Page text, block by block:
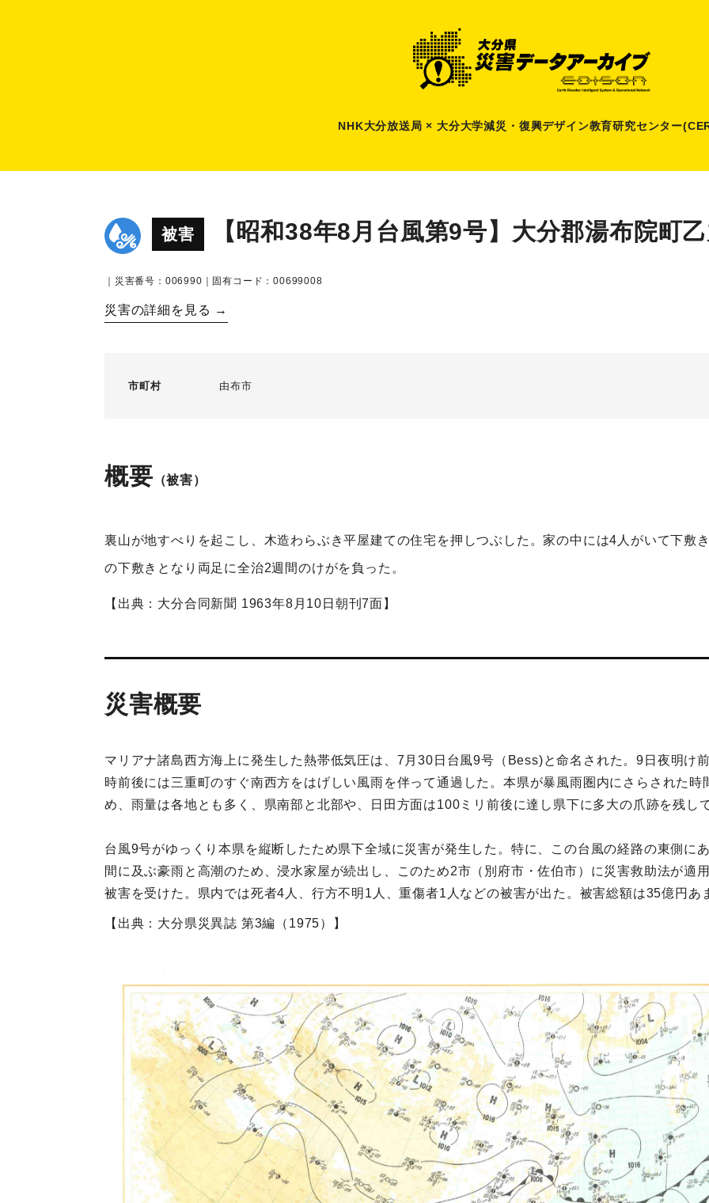
NHK大分放送局 × 大分大学減災 ・ 復興デザイン教育研究センター
被害 【昭和38年8月台風第9号】大分郡湯布院町
｜災害番号：006990｜固有コード：00699008
災害の詳細を見る →
市町村 由布市
概要 （被害）
裏山が地すべりを起こし、木造わらぶき平屋建ての住宅を押しつぶした。家の中には4人がいて下敷
の下敷きとなり両足に全治2週間のけがを負った。
【出典：大分合同新聞 1963年8月10日朝刊7面】
災害概要
マリアナ諸島西方海上に発生した熱帯低気圧は、7月30日台風9号（Bess)と命名された。9日夜明け
時前後には三重町のすぐ南西方をはげしい風雨を伴って通過した。本県が暴風雨圏内にさらされた
め、雨量は各地とも多く、県南部と北部や、日田方面は100ミリ前後に達し県下に多大の爪跡を残し
台風9号がゆっくり本県を縦断したため県下全域に災害が発生した。特に、この台風の経路の東側に
間に及ぶ豪雨と高潮のため、浸水家屋が続出し、このため2市（別府市・佐伯市）に災害救助法が適
被害を受けた。県内では死者4人、行方不明1人、重傷者1人などの被害が出た。被害総額は35億円あ
【出典：大分県災異誌 第3編（1975）】